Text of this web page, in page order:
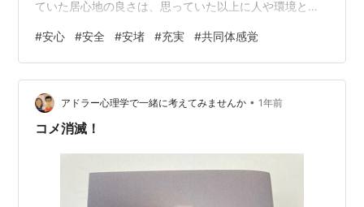
ていた居心地の良さは、思っていた以上に人や環境との
は独りの時間が好きだし、それは別に否定しない。しか
し思い返せば、学生の頃に二週間ほど誰かと合宿してい
ても平気だったし、雑魚寝の中でも楽しかった。 こう考
えて、今振り返ると、「安心」「安全」「安堵」「充
実」の４つの要素を最も強く感じていたのは、確かに意
#安心 #安全 #安堵 #充実 #共同体感覚
アドラー心理学で一緒に考えてみませんか • 1年前
コメ消滅！